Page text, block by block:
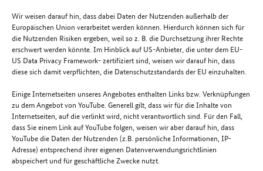
Wir weisen darauf hin, dass dabei Daten der Nutzenden außerhalb der
Europäischen Union verarbeitet werden können. Hierdurch können sich für
die Nutzenden Risiken ergeben, weil so z. B. die Durchsetzung ihrer Rechte
erschwert werden könnte. Im Hinblick auf US-Anbieter, die unter dem EU-
US Data Privacy Framework- zertifiziert sind, weisen wir darauf hin, dass
diese sich damit verpflichten, die Datenschutzstandards der EU einzuhalten.
Einige Internetseiten unseres Angebotes enthalten Links bzw. Verknüpfungen
zu dem Angebot von YouTube. Generell gilt, dass wir für die Inhalte von
Internetseiten, auf die verlinkt wird, nicht verantwortlich sind. Für den Fall,
dass Sie einem Link auf YouTube folgen, weisen wir aber darauf hin, dass
YouTube die Daten der Nutzenden (z.B. persönliche Informationen, IP-
Adresse) entsprechend ihrer eigenen Datenverwendungsrichtlinien
abspeichert und für geschäftliche Zwecke nutzt.